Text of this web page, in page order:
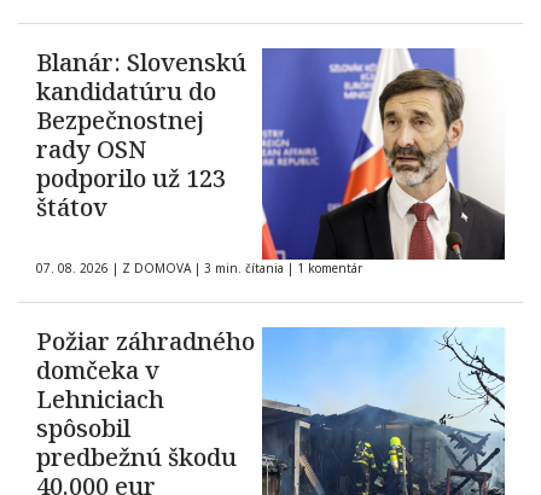
Blanár: Slovenskú
kandidatúru do
Bezpečnostnej
rady OSN
podporilo už 123
štátov
07. 08. 2026 | Z DOMOVA | 3 min. čítania | 1 komentár
Požiar záhradného
domčeka v
Lehniciach
spôsobil
predbežnú škodu
40.000 eur